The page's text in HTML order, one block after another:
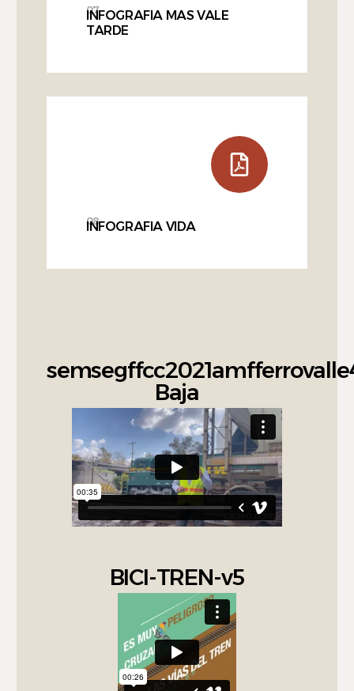
07
INFOGRAFIA MAS VALE
TARDE
08
INFOGRAFIA VIDA
Baja
BICI-TREN-v5